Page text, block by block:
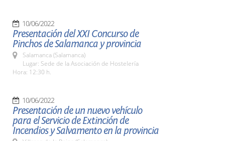
10/06/2022
Presentación del XXI Concurso de
Pinchos de Salamanca y provincia
Salamanca (Salamanca)
Lugar: Sede de la Asociación de Hostelería
Hora: 12:30 h.
10/06/2022
Presentación de un nuevo vehículo
para el Servicio de Extinción de
Incendios y Salvamento en la provincia